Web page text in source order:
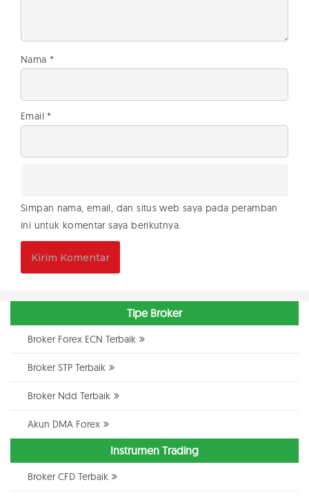
Nama *
Email *
Simpan nama, email, dan situs web saya pada peramban
ini untuk komentar saya berikutnya.
Tipe Broker
Broker Forex ECN Terbaik
Broker STP Terbaik
Broker Ndd Terbaik
Akun DMA Forex
Instrumen Trading
Broker CFD Terbaik